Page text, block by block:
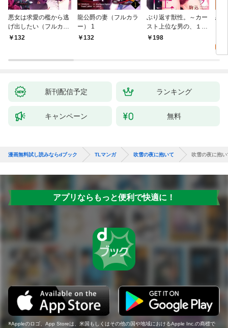
悪女は求愛の檻から逃
げ出したい（フルカラ
ー） 1
132
龍公爵の妻（フルカラ
ー） 1
132
ぶり返す獣性。～カー
スト上位な男の、１０
年越しの激愛１
198
恋
新刊配信予定 ランキング
キャンペーン 無料
漫画無料試し読みならdブック TLマンガ 吹雪の夜に抱いて 吹雪の夜に抱い
アプリならもっと便利で快適に！
Appleのロゴ、App Storeは、米国もしくはその他の国や地域におけるApple Inc.の商標で